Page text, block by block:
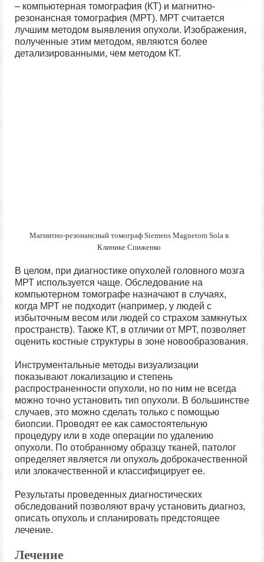
– компьютерная томография (КТ) и магнитно-
резонансная томография (МРТ). МРТ считается
лучшим методом выявления опухоли. Изображения,
полученные этим методом, являются более
детализированными, чем методом КТ.
Магнитно-резонансный томограф Siemens Magnetom Sola в
Клинике Спиженко
В целом, при диагностике опухолей головного мозга
МРТ используется чаще. Обследование на
компьютерном томографе назначают в случаях,
когда МРТ не подходит (например, у людей с
избыточным весом или людей со страхом замкнутых
пространств). Также КТ, в отличии от МРТ, позволяет
оценить костные структуры в зоне новообразования.
Инструментальные методы визуализации
показывают локализацию и степень
распространенности опухоли, но по ним не всегда
можно точно установить тип опухоли. В большинстве
случаев, это можно сделать только с помощью
биопсии. Проводят ее как самостоятельную
процедуру или в ходе операции по удалению
опухоли. По отобранному образцу тканей, патолог
определяет является ли опухоль доброкачественной
или злокачественной и классифицирует ее.
Результаты проведенных диагностических
обследований позволяют врачу установить диагноз,
описать опухоль и спланировать предстоящее
лечение.
Лечение